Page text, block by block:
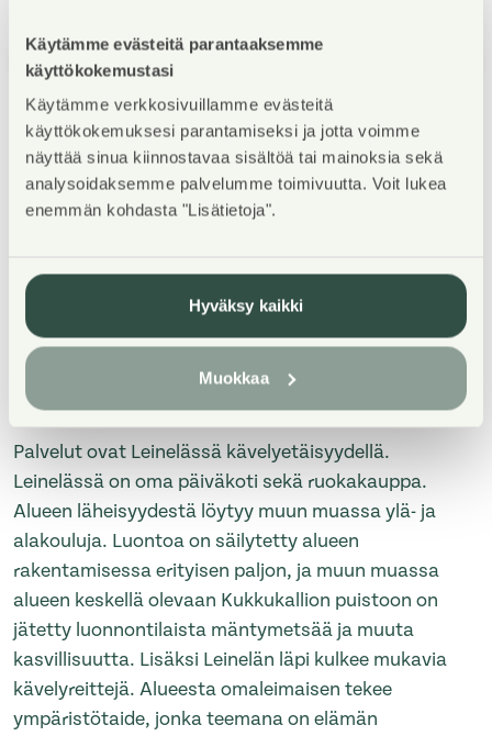
Käytämme evästeitä parantaaksemme
käyttökokemustasi
Käytämme verkkosivuillamme evästeitä
käyttökokemuksesi parantamiseksi ja jotta voimme
näyttää sinua kiinnostavaa sisältöä tai mainoksia sekä
analysoidaksemme palvelumme toimivuutta. Voit lukea
enemmän kohdasta "Lisätietoja".
Hyväksy kaikki
Muokkaa
Nelikerroksinen kerrostalokohde Leinelässä, joka
sijaitsee aivan kehäradan juna-aseman tuntumassa.
Asunnoissa on laminaattilattiat, laatoitetut
kylpyhuoneet ja lasitetut parvekkeet.
Palvelut ovat Leinelässä kävelyetäisyydellä.
Leinelässä on oma päiväkoti sekä ruokakauppa.
Alueen läheisyydestä löytyy muun muassa ylä- ja
alakouluja. Luontoa on säilytetty alueen
rakentamisessa erityisen paljon, ja muun muassa
alueen keskellä olevaan Kukkukallion puistoon on
jätetty luonnontilaista mäntymetsää ja muuta
kasvillisuutta. Lisäksi Leinelän läpi kulkee mukavia
kävelyreittejä. Alueesta omaleimaisen tekee
ympäristötaide, jonka teemana on elämän